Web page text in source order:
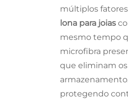
múltiplos
lona para joias
mesmo tempo
microfibra
que eliminam
protegendo